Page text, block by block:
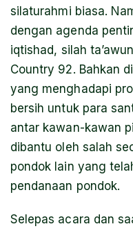
silaturahmi biasa.
dengan agenda
iqtishad, silah
Country 92. Bahkan
yang menghadapi
bersih untuk para
antar kawan-kawan
dibantu oleh salah
pondok lain yang
pendanaan pondok.
Selepas acara dan